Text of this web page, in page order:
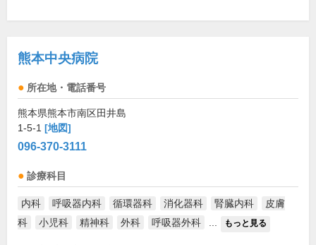
熊本中央病院
所在地・電話番号
熊本県熊本市南区田井島
1-5-1 [地図]
096-370-3111
診療科目
内科 呼吸器内科 循環器科 消化器科 腎臓内科
皮膚
科
小児科 精神科 外科 呼吸器外科 もっと見る